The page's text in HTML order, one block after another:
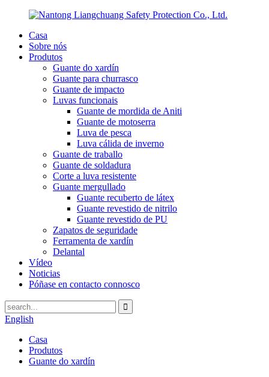
Casa
Sobre nós
Produtos
Guante do xardín
Guante para churrasco
Guante de impacto
Luvas funcionais
Guante de mordida de Aniti
Guante de motoserra
Luva de pesca
Luva cálida de inverno
Guante de traballo
Guante de soldadura
Corte a luva resistente
Guante mergullado
Guante recuberto de látex
Guante revestido de nitrilo
Guante revestido de PU
Zapatos de seguridade
Ferramenta de xardín
Delantal
Vídeo
Noticias
Póñase en contacto connosco
English
Casa
Produtos
Guante do xardín